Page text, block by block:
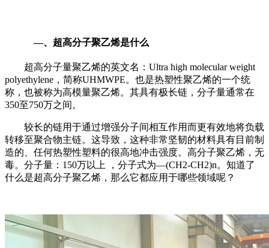
—、超高分子聚乙烯是什么
超高分子量聚乙烯的英文名： Ultra high molecular weight
polyethylene ，简称UHMWPE。也是热塑性聚乙烯的一个统
称，也被称为高模量聚乙烯。其具有极长链，分子量通常在
350至750万之间。
较长的链用于通过增强分子间相互作用而更有效地将负载
转移至聚合物主链。这导致，这种非常坚韧的材料具有目前制
造的、任何热塑性塑料的很高地冲击强度。高分子聚乙烯，无
毒。分子量： 150万以上 ，分子式为—(CH2-CH2)n。知道了
什么是超高分子聚乙烯，那么它都应用于哪些领域呢？